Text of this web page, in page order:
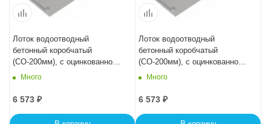
Лоток водоотводный
бетонный коробчатый
(СО-200мм), с оцинкованной
насадкой, с уклоном 0,5%
BGZ-V, № -19
Много
6 573 ₽
Лоток водоотводный
бетонный коробчатый
(СО-200мм), с оцинкованной
насадкой, с уклоном 0,5%
BGZ-V, № -20
Много
6 573 ₽